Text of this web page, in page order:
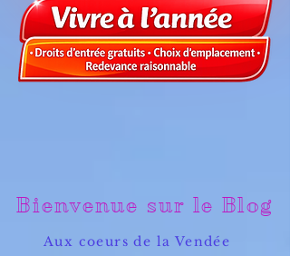
Bienvenue sur le Blog
Aux coeurs de la Vendée